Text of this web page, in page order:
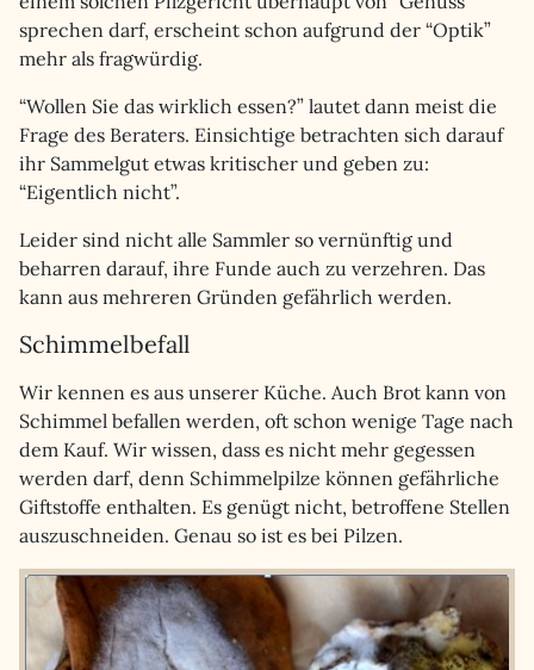
sprechen darf, erscheint schon aufgrund der “Optik”
mehr als fragwürdig.
“Wollen Sie das wirklich essen?” lautet dann meist die
Frage des Beraters. Einsichtige betrachten sich darauf
ihr Sammelgut etwas kritischer und geben zu:
“Eigentlich nicht”.
Leider sind nicht alle Sammler so vernünftig und
beharren darauf, ihre Funde auch zu verzehren. Das
kann aus mehreren Gründen gefährlich werden.
Schimmelbefall
Wir kennen es aus unserer Küche. Auch Brot kann von
Schimmel befallen werden, oft schon wenige Tage nach
dem Kauf. Wir wissen, dass es nicht mehr gegessen
werden darf, denn Schimmelpilze können gefährliche
Giftstoffe enthalten. Es genügt nicht, betroffene Stellen
auszuschneiden. Genau so ist es bei Pilzen.